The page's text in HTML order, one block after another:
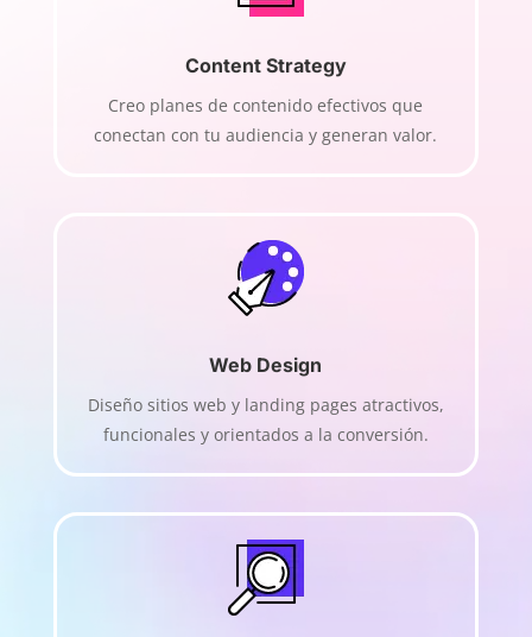
Content Strategy
Creo planes de contenido efectivos que
conectan con tu audiencia y generan valor.
Web Design
Diseño sitios web y landing pages atractivos,
funcionales y orientados a la conversión.